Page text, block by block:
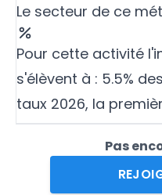
Le secteur de ce
Pour cette activité
s'élèvent à : 5.5%
taux 2026, la
Pas